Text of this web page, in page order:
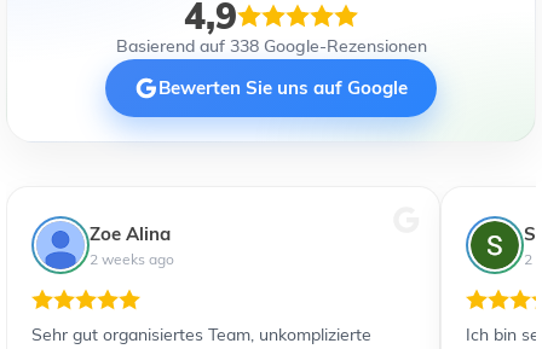
4,9
Basierend auf 338 Google-Rezensionen
Bewerten Sie uns auf Google
Zoe Alina
2 weeks ago
Sehr gut organisiertes Team, unkomplizierte
2
Ich bin